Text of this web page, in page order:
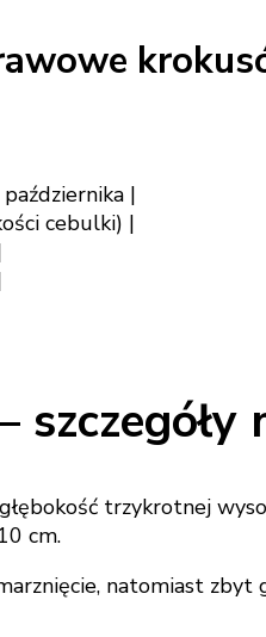
|
cebulki) |
szczegóły
trzykrotnej
cm.
natomiast